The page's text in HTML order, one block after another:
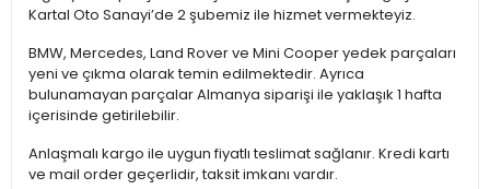
Kartal Oto Sanayi’de 2 şubemiz ile hizmet vermekteyiz.
BMW, Mercedes, Land Rover ve Mini Cooper yedek parçaları
yeni ve çıkma olarak temin edilmektedir. Ayrıca
bulunamayan parçalar Almanya siparişi ile yaklaşık 1 hafta
içerisinde getirilebilir.
Anlaşmalı kargo ile uygun fiyatlı teslimat sağlanır. Kredi kartı
ve mail order geçerlidir, taksit imkanı vardır.